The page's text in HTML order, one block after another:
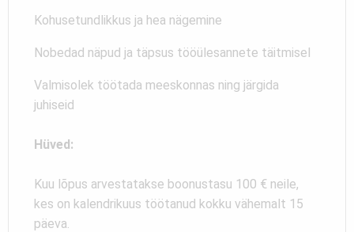
Kohusetundlikkus ja hea nägemine
Nobedad näpud ja täpsus tööülesannete täitmisel
Valmisolek töötada meeskonnas ning järgida
juhiseid
Hüved:
Kuu lõpus arvestatakse boonustasu 100 € neile,
kes on kalendrikuus töötanud kokku vähemalt 15
päeva.